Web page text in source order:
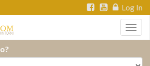
Log In